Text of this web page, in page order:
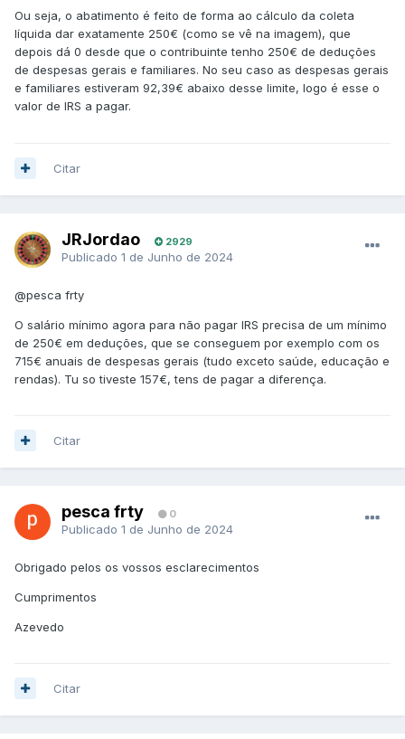
Ou seja, o abatimento é feito de forma ao cálculo da coleta
líquida dar exatamente 250€ (como se vê na imagem), que
depois dá 0 desde que o contribuinte tenho 250€ de deduções
de despesas gerais e familiares. No seu caso as despesas gerais
e familiares estiveram 92,39€ abaixo desse limite, logo é esse o
valor de IRS a pagar.
Citar
JRJordao 2929
Publicado 1 de Junho de 2024
@pesca frty
O salário mínimo agora para não pagar IRS precisa de um mínimo
de 250€ em deduções, que se conseguem por exemplo com os
715€ anuais de despesas gerais (tudo exceto saúde, educação e
rendas). Tu so tiveste 157€, tens de pagar a diferença.
Citar
pesca frty 0
Publicado 1 de Junho de 2024
Obrigado pelos os vossos esclarecimentos
Cumprimentos
Azevedo
Citar